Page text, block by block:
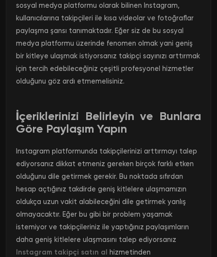
sosyal medya platformu olarak bilinen Instagram,
kullanıcılarına takipçileri ile kısa videolar ve fotoğraflar
paylaşma şansı tanımaktadır. Eğer siz de bu sosyal
medya platformu üzerinde fenomen olmak yani geniş
bir kitleye ulaşmak istiyorsanız takipçi sayınızı arttırmak
için tercih edebileceğiniz çeşitli profesyonel hizmetler
olduğunu göz ardı etmemelisiniz.
İçeriklerinizi Belirleyin ve Bunlara
Göre Paylaşım Yapın
Instagram platformunda takipçilerinizi arttırmayı talep
ediyorsanız dikkat etmeniz gereken birçok farklı etken
olduğunu dile getirmek gerekir. Bu noktada sıfırdan
hesap açtığınız takdirde geniş kitlelere ulaşmamızın
oldukça uzun vakit alabileceğini dile getirmek yanlış
olmayacaktır. Eğer bu gibi bir problem yaşamak
istemiyor ve takipçileriniz ile yaptığınız paylaşımların
daha geniş kitlelere ulaşmasını talep ediyorsanız
Instagram takipçi satın al hizmetinden